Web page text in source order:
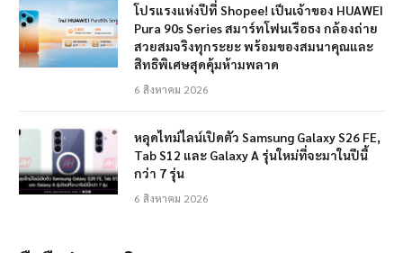
โปรแรงแห่งปีที่ Shopee! เป็นเจ้าของ HUAWEI
Pura 90s Series สมาร์ทโฟนเรือธง กล้องถ่าย
สวยสมจริงทุกระยะ พร้อมของสมนาคุณและ
สิทธิพิเศษสุดคุ้มห้ามพลาด
6 สิงหาคม 2026
หลุดไทม์ไลน์เปิดตัว Samsung Galaxy S26 FE,
Tab S12 และ Galaxy A รุ่นใหม่ที่จะมาในปีนี้
กว่า 7 รุ่น
6 สิงหาคม 2026